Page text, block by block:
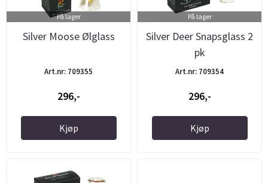
På lager
Silver Moose Ølglass
Art.nr: 709355
296,-
Kjøp
På lager
Silver Deer Snapsglass 2
pk
Art.nr: 709354
296,-
Kjøp